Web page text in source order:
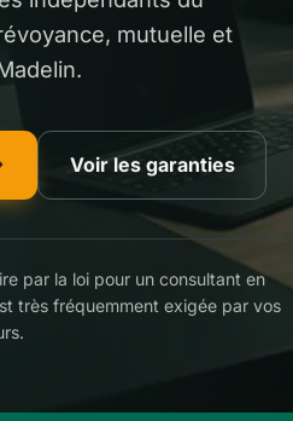
mutuelle et
Voir les garanties
par la loi pour un consultant en
très fréquemment exigée par vos